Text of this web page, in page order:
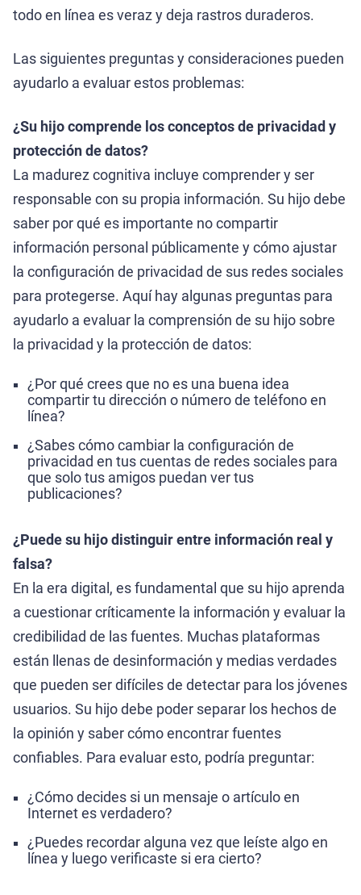
todo en línea es veraz y deja rastros duraderos.
Las siguientes preguntas y consideraciones pueden
ayudarlo a evaluar estos problemas:
¿Su hijo comprende los conceptos de privacidad y
protección de datos?
La madurez cognitiva incluye comprender y ser
responsable con su propia información. Su hijo debe
saber por qué es importante no compartir
información personal públicamente y cómo ajustar
la configuración de privacidad de sus redes sociales
para protegerse. Aquí hay algunas preguntas para
ayudarlo a evaluar la comprensión de su hijo sobre
la privacidad y la protección de datos:
¿Por qué crees que no es una buena idea
compartir tu dirección o número de teléfono en
línea?
¿Sabes cómo cambiar la configuración de
privacidad en tus cuentas de redes sociales para
que solo tus amigos puedan ver tus
publicaciones?
¿Puede su hijo distinguir entre información real y
falsa?
En la era digital, es fundamental que su hijo aprenda
a cuestionar críticamente la información y evaluar la
credibilidad de las fuentes. Muchas plataformas
están llenas de desinformación y medias verdades
que pueden ser difíciles de detectar para los jóvenes
usuarios. Su hijo debe poder separar los hechos de
la opinión y saber cómo encontrar fuentes
confiables. Para evaluar esto, podría preguntar:
¿Cómo decides si un mensaje o artículo en
Internet es verdadero?
¿Puedes recordar alguna vez que leíste algo en
línea y luego verificaste si era cierto?